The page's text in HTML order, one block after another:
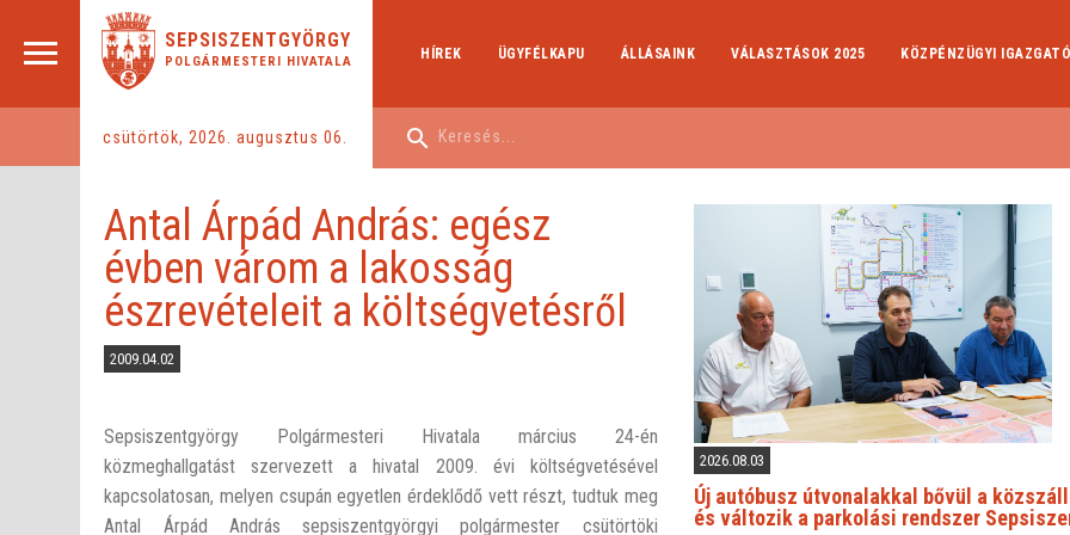
SEPSISZENTGYÖRGY
POLGÁRMESTERI HIVATALA
csütörtök, 2026. augusztus 06.
HÍREK ÜGYFÉLKAPU ÁLLÁSAINK VÁLASZTÁSOK 2025 KÖZPÉNZÜGYI
Antal Árpád András: egész
évben várom a lakosság
észrevételeit a költségvetésről
2009.04.02
Sepsiszentgyörgy Polgármesteri Hivatala március 24-én
közmeghallgatást szervezett a hivatal 2009. évi költségvetésével
kapcsolatosan, melyen csupán egyetlen érdeklődő vett részt, tudtuk meg
Antal Árpád András sepsiszentgyörgyi polgármester csütörtöki
2026.08.03
Új autóbusz útvonalakkal bővül a
és változik a parkolási rendszer